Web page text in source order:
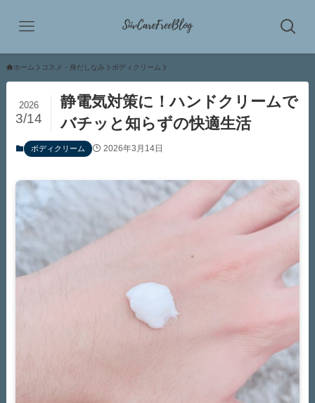
ホーム コスメ・身だしなみ ボディクリーム
静電気対策に！ハンドクリームで
バチッと知らずの快適生活
2026
3/14
ボディクリーム 2026年3月14日